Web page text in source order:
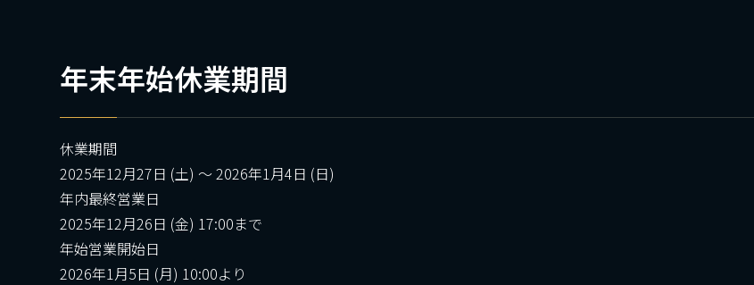
年末年始休業期間
休業期間
2025年12月27日 (土) ～ 2026年1月4日 (日)
年内最終営業日
2025年12月26日 (金) 17:00まで
年始営業開始日
2026年1月5日 (月) 10:00より